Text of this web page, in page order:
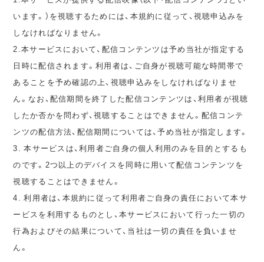
います。）を視聴するためには、本規約に従って、視聴申込みを
しなければなりません。
2.本サービスにおいて、配信コンテンツは予め当社が指定する
日時に配信されます。利用者は、ご自身が視聴可能な時間帯で
あることを予め確認の上、視聴申込みをしなければなりませ
ん。なお、配信期間を終了した配信コンテンツは、利用者が視聴
したか否かを問わず、視聴することはできません。配信コンテ
ンツの配信方法、配信期間については、予め当社が指定します。
3. 本サービスは、利用者ご自身の個人利用のみを目的とするも
のです。2つ以上のデバイスを同時に用いて配信コンテンツを
視聴することはできません。
4. 利用者は、本規約に従って利用者ご自身の責任において本サ
ービスを利用するものとし、本サービスにおいて行った一切の
行為およびその結果について、当社は一切の責任を負いませ
ん。